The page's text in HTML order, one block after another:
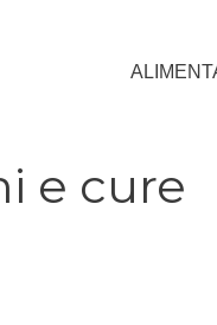
e cure